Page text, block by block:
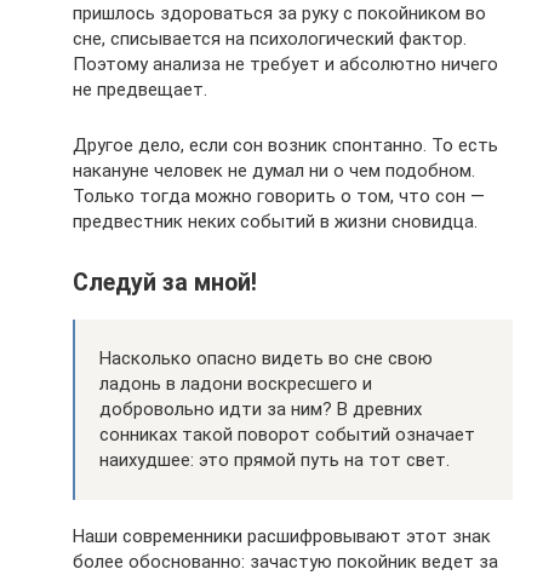
пришлось здороваться за руку с покойником во
сне, списывается на психологический фактор.
Поэтому анализа не требует и абсолютно ничего
не предвещает.
Другое дело, если сон возник спонтанно. То есть
накануне человек не думал ни о чем подобном.
Только тогда можно говорить о том, что сон —
предвестник неких событий в жизни сновидца.
Следуй за мной!
Насколько опасно видеть во сне свою
ладонь в ладони воскресшего и
добровольно идти за ним? В древних
сонниках такой поворот событий означает
наихудшее: это прямой путь на тот свет.
Наши современники расшифровывают этот знак
более обоснованно: зачастую покойник ведет за